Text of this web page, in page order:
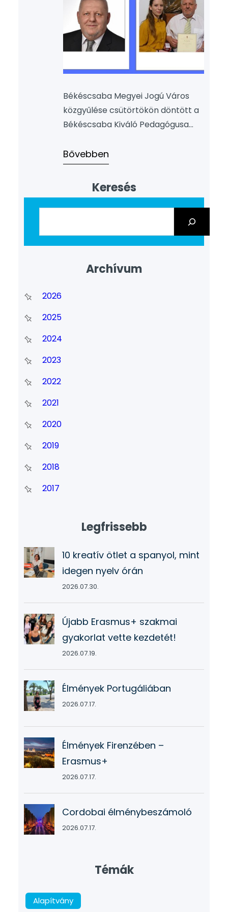
Békéscsaba Megyei Jogú Város
közgyűlése csütörtökön döntött a
Békéscsaba Kiváló Pedagógusa
alapján 2022-ben intézményünk
dolgozója Szilágyi László is
megkapta az elismerést. Kollégánk
magyar-történelem szakos
tanárként 1981 óta tanítja a fiatalok
példamutatóan látja el
feladatait, melyet kiváló vizsga- és
Bővebben
Keresés
Archívum
2026
2025
2024
2023
2022
2021
2020
2019
2018
2017
Legfrissebb
10 kreatív ötlet a spanyol, mint
idegen nyelv órán
2026.07.30.
Újabb Erasmus+ szakmai
gyakorlat vette kezdetét!
2026.07.19.
Élmények Portugáliában
2026.07.17.
Élmények Firenzében –
Erasmus+
2026.07.17.
Cordobai élménybeszámoló
2026.07.17.
Témák
Alapítvány